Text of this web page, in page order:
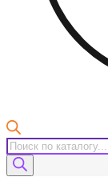
Поиск
товаров